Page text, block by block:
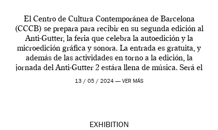
El Centro de Cultura Contemporánea de Barcelona
(CCCB) se prepara para recibir en su segunda edición al
Anti-Gutter, la feria que celebra la autoedición y la
microedición gráfica y sonora. La entrada es gratuita, y
además de las actividades en torno a la edición, la
jornada del Anti-Gutter 2 estára llena de música. Será el
[…]
13 / 05 / 2024 — VER MÁS
EXHIBITION